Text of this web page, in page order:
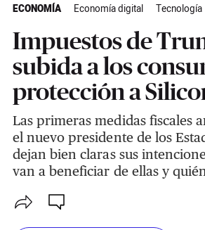
ECONOMÍA Economía digital Tecnología
Impuestos de
subida a los
protección a
Las primeras medidas fiscales
el nuevo presidente de los
dejan bien claras sus
van a beneficiar de ellas y